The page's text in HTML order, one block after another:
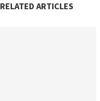
RELATED ARTICLES